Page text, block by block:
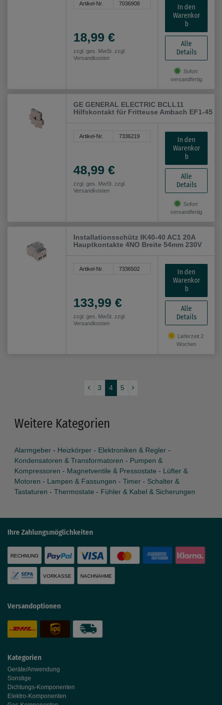
Artikel-Nr. 7036908
18,99 €
zzgl. ges. MwSt. zzgl.
Versandkosten
In den
Warenkor
b
Alle
Details
Sofort
versandfertig
GE GENERAL ELECTRIC BCLL11
Hilfskontakt für Fritteuse Ambach EF1-45
Artikel-Nr. 7336219
48,99 €
zzgl. ges. MwSt. zzgl.
Versandkosten
In den
Warenkor
b
Alle
Details
Sofort
versandfertig
Installationsschütz IK40-40 AC1 20A
Hauptkontakte 4NO Breite 54mm 230V
Artikel-Nr. 7336502
133,99 €
zzgl. ges. MwSt. zzgl.
Versandkosten
In den
Warenkor
b
Alle
Details
Lieferzeit 2
Wochen
3 4 5
Weitere Kategorien
Alarmgeber - Heizkörper - Elektroniken & Regler -
Kondensatoren & Transformatoren - Pumpen &
Kompressoren - Magnetventile & Pressostate - Lüfter &
Motoren - Lampen & Fassungen - Timer - Schalter &
Tastaturen - Thermostate - Fühler & Kabel & Sicherungen
Kategorien
Geräte/Anwendung
Sonstige
Dichtungs-Komponenten
Elektro-Komponenten
Ihre Zahlungsmöglichkeiten
RECHNUNG
VORKASSE NACHNAHME
Versandoptionen